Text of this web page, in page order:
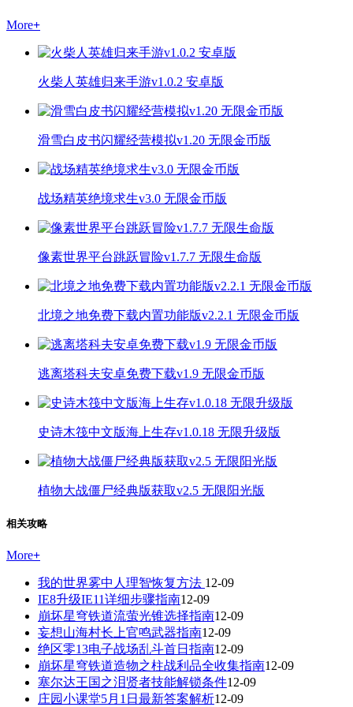
More+
火柴人英雄归来手游v1.0.2 安卓版
滑雪白皮书闪耀经营模拟v1.20 无限金币版
战场精英绝境求生v3.0 无限金币版
像素世界平台跳跃冒险v1.7.7 无限生命版
北境之地免费下载内置功能版v2.2.1 无限金币版
逃离塔科夫安卓免费下载v1.9 无限金币版
史诗木筏中文版海上生存v1.0.18 无限升级版
植物大战僵尸经典版获取v2.5 无限阳光版
相关攻略
More+
我的世界雾中人理智恢复方法 12-09
IE8升级IE11详细步骤指南12-09
崩坏星穹铁道流萤光锥选择指南12-09
妄想山海村长上官鸣武器指南12-09
绝区零13电子战场乱斗首日指南12-09
崩坏星穹铁道造物之柱战利品全收集指南12-09
塞尔达王国之泪贤者技能解锁条件12-09
庄园小课堂5月1日最新答案解析12-09